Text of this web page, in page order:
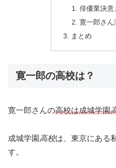
俳優業決意
寛一郎さん
まとめ
寛一郎の高校は？
寛一郎さんの高校は成城学園
成城学園 高校は、東京にある
す。